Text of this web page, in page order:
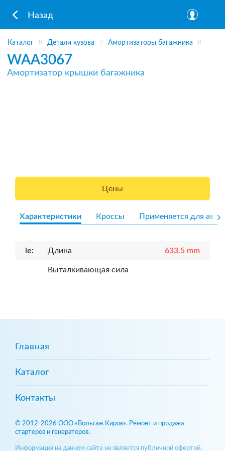
Назад
Каталог Детали кузова Амортизаторы багажника
WAA3067
Амортизатор крышки багажника
Цены
Характеристики Кроссы Применяется для авто
le: Длина 633.5 mm
Выталкивающая сила
Главная
Каталог
Контакты
© 2012-2026 ООО «Вольтаж Киров». Ремонт и продажа
стартеров и генераторов.
Информация на данном сайте не является публичной офертой,